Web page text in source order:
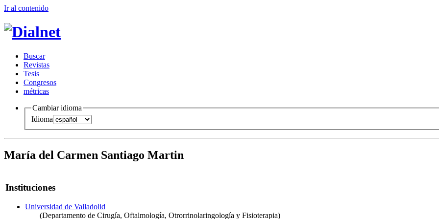
Ir al contenido
Buscar
Revistas
Tesis
Congresos
métricas
Cambiar idioma
Idioma
María del Carmen Santiago Martin
Instituciones
Universidad de Valladolid
(Departamento de Cirugía, Oftalmología, Otrorrinolaringología y Fisioterapia)